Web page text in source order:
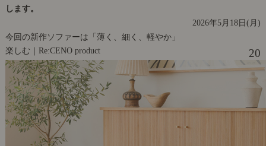
します。
2026年5月18日(月)
今回の新作ソファーは「薄く、細く、軽やか」
楽しむ｜Re:CENO product
20